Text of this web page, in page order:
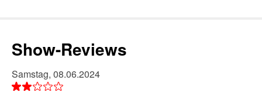
Show-Reviews
Samstag, 08.06.2024